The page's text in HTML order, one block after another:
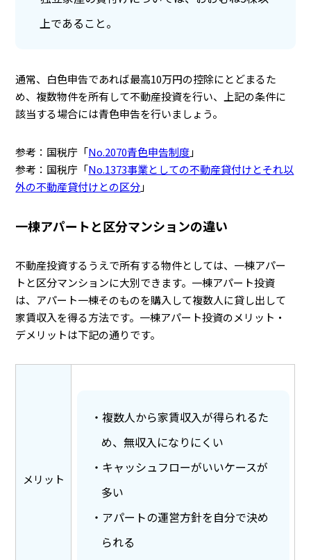
上であること。
通常、白色申告であれば最高10万円の控除にとどまるた
め、複数物件を所有して不動産投資を行い、上記の条件に
該当する場合には青色申告を行いましょう。
参考：国税庁「No.2070青色申告制度」
参考：国税庁「No.1373事業としての不動産貸付けとそれ以
外の不動産貸付けとの区分」
一棟アパートと区分マンションの違い
不動産投資するうえで所有する物件としては、一棟アパー
トと区分マンションに大別できます。一棟アパート投資
は、アパート一棟そのものを購入して複数人に貸し出して
家賃収入を得る方法です。一棟アパート投資のメリット・
デメリットは下記の通りです。
メリット
複数人から家賃収入が得られるた
め、無収入になりにくい
キャッシュフローがいいケースが
多い
アパートの運営方針を自分で決め
られる